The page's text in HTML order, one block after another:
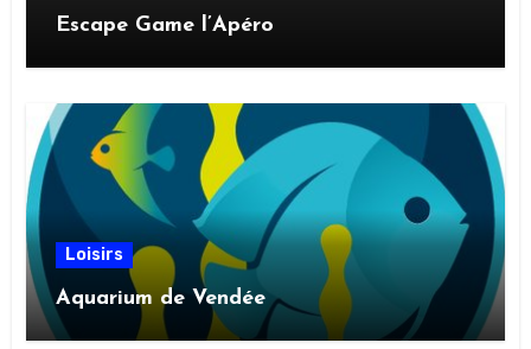
Escape Game l’Apéro
Loisirs
Aquarium de Vendée